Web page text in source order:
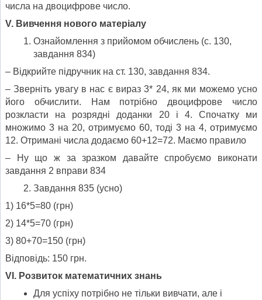
числа на двоцифрове число.
V. Вивчення нового матеріалу
Ознайомлення з прийомом обчислень (с. 130,
завдання 834)
– Відкрийте підручник на ст. 130, завдання 834.
– Зверніть увагу в нас є вираз 3* 24, як ми можемо усно
його обчислити. Нам потрібно двоцифрове число
розкласти на розрядні доданки 20 і 4. Спочатку ми
множимо 3 на 20, отримуємо 60, тоді 3 на 4, отримуємо
12. Отримані числа додаємо 60+12=72. Маємо правило
– Ну що ж за зразком давайте спробуємо виконати
завдання 2 вправи 834
Завдання 835 (усно)
1) 16*5=80 (грн)
2) 14*5=70 (грн)
3) 80+70=150 (грн)
Відповідь: 150 грн.
VІ. Розвиток математичних знань
Для успіху потрібно не тільки вивчати, але і